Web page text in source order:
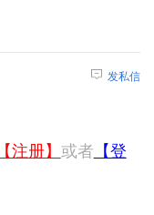
发私信
【注册】 或者 【登